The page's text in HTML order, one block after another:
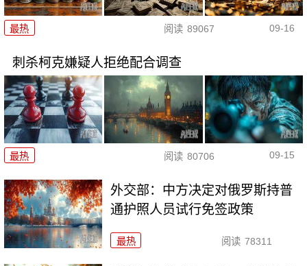
最热 阅读 89067 09-16
刺杀柯克嫌疑人拒绝配合调查
最热 阅读 80706 09-15
外交部：中方决定对俄罗斯持普
通护照人员试行免签政策
最热 阅读 78311